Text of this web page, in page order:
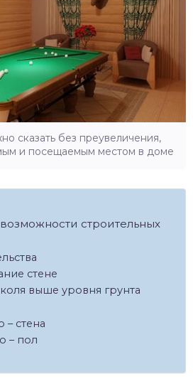
сказать без преувеличения,
и посещаемым местом в доме
строительных
стене
выше уровня грунта
– стена
– пол